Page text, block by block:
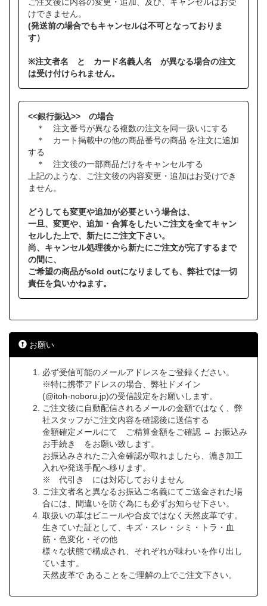
ご注文後に内容の変更・追加、及び、キャンセルはお受
けできません。
(発送前の場合でもキャンセルは不可となっておりま
す）
※注文者名 と カード名義人名 が異なる場合の注文
は受け付けられません。
<<銀行振込>> の場合
＊ 注文番号が異なる複数の注文を同一扱いにする
＊ カート掲載中の他の商品番号の商品 を注文に追加
する
＊ 注文後の一部商品だけをキャンセルする
上記のような、ご注文後の内容変更・追加はお受けでき
ません。
どうしても変更や追加が必要という場合は、
一旦、変更や、追加・合算をしたいご注文を全てキャン
セルした上で、新たにご注文下さい。
尚、キャンセル処理後から新たにご注文が完了するまで
の間に、
ご希望の商品がsold outになりましても、弊社では一切
責任を負いかねます。
お願い
必ず受信可能のメールアドレスをご登録ください。
※特に携帯アドレスの場合、弊社ドメイン
(@itoh-noboru.jp)の受信設定をお願いします。
ご注文後に自動配信されるメールの金額ではなく、弊
社スタッフがご注文内容を確認後に送信する
金額確定メールにて ご精算金額をご確認 → お振込み
お手続き をお願い致します。
お振込みされたご入金確認が取れましたら、漉き加工
入れや発送手配へ移ります。
※ 代引き には対応しておりません
ご注文者名と異なるお振込ご名義にてご送金された場
合には、間違いを防ぐ為にも必ずお知らせ下さい。
取扱いの革はビニールや合皮ではなく天然皮革です。
生きていた証として、キズ・スレ・シミ・トラ・血
筋・色変化・その他
様々な状態で構成され、それぞれが味わいを作り出し
ています。
天然皮革で あることをご理解の上でご注文下さい。